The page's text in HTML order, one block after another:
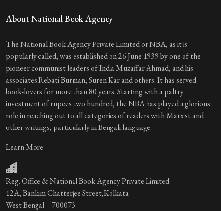
About National Book Agency
The National Book Agency Private Limited or NBA, as it is
popularly called, was established on 26 June 1939 by one of the
pioneer communist leaders of India Muzaffar Ahmad, and his
associates Rebati Burman, Suren Kar and others. It has served
book-lovers for more than 80 years. Starting with a paltry
investment of rupees two hundred, the NBA has played a glorious
role in reaching out to all categories of readers with Marxist and
other writings, particularly in Bengali language.
Learn More
Reg. Office & National Book Agency Private Limited
12A, Bankim Chatterjee Street,Kolkata
West Bengal – 700073